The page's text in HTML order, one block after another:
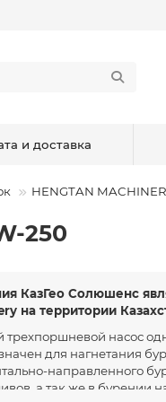
и доставка
HENGTAN
250
КазГео Солюшенс
на территории
трехпоршневой насос
для нагнетания
направленного
а так же в бурении